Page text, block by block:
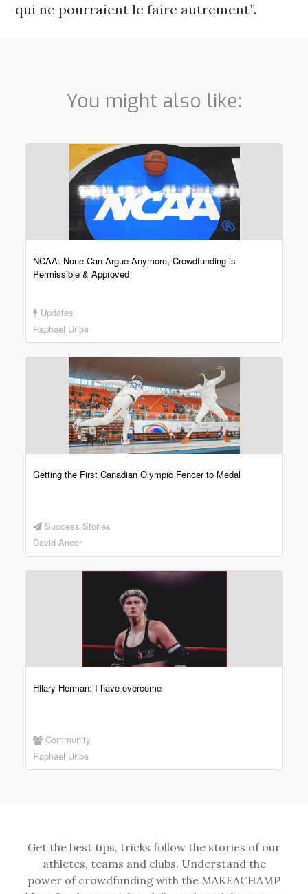
qui ne pourraient le faire autrement”.
You might also like:
NCAA: None Can Argue Anymore, Crowdfunding is
Permissible & Approved
Updates
Raphael Uribe
Getting the First Canadian Olympic Fencer to Medal
Success Stories
David Ancor
Hilary Herman: I have overcome
Community
Raphael Uribe
Get the best tips, tricks follow the stories of our
athletes, teams and clubs. Understand the
power of crowdfunding with the MAKEACHAMP